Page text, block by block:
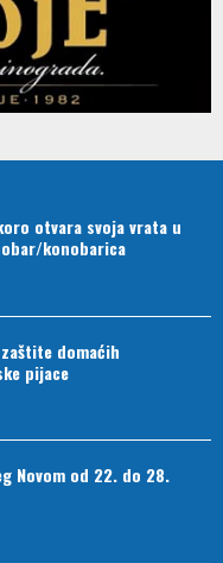
otvara svoja vrata u
konobarica
domaćih
pijace
Novom od 22. do 28.